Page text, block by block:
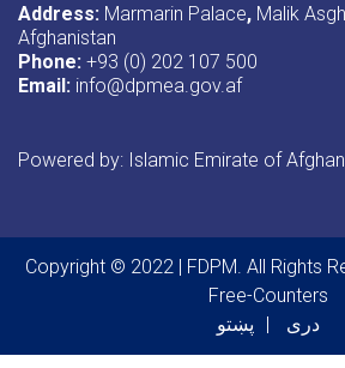
Address: Marmarin Palace, Malik
Afghanistan
Phone: +93 (0) 202 107 500
Email: info@dpmea.gov.af
Powered by: Islamic Emirate of
Copyright © 2022 | FDPM. All Rights
Free-Counters
پښتو
دری